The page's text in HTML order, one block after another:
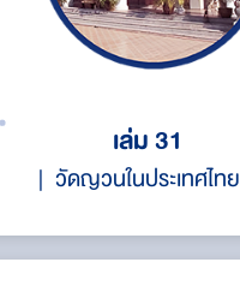
เล่ม 31
วัดญวนในประเทศไทย